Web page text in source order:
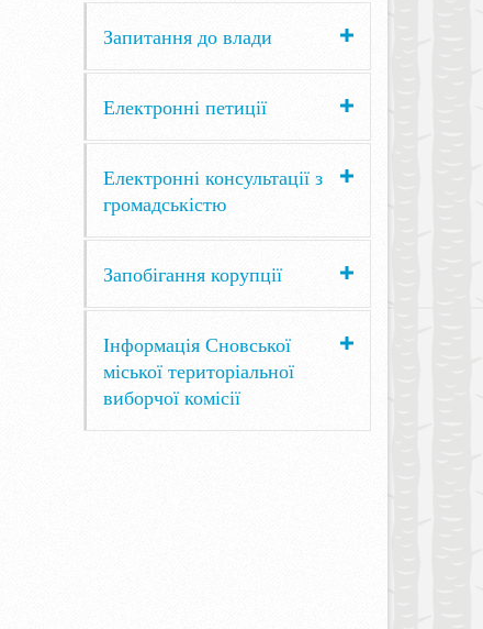
Запитання до влади
Електронні петиції
Електронні консультації з
громадськістю
Запобігання корупції
Інформація Сновської
міської територіальної
виборчої комісії